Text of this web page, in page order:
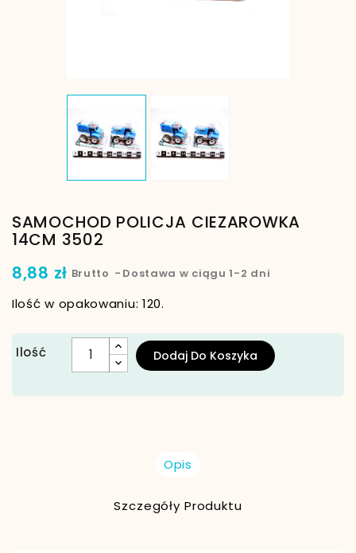
SAMOCHOD POLICJA CIEZAROWKA
14CM 3502
8,88 zł Brutto Dostawa w ciągu 1-2 dni
Ilość w opakowaniu: 120.
Ilość Dodaj Do Koszyka
Opis
Szczegóły Produktu